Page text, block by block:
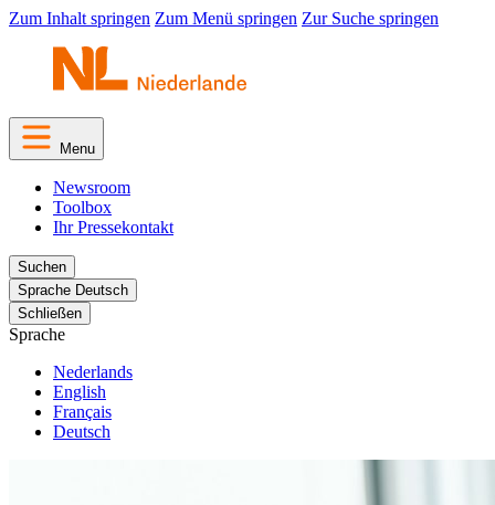
Zum Inhalt springen Zum Menü springen Zur Suche springen
Menu
Newsroom
Toolbox
Ihr Pressekontakt
Suchen
Sprache Deutsch
Schließen
Sprache
Nederlands
English
Français
Deutsch